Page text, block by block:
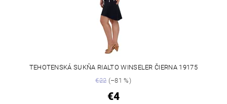
TEHOTENSKÁ SUKŇA RIALTO WINSELER ČIERNA 19175
€22(–81 %)
€4